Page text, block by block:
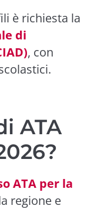
è richiesta la
di
, con
ATA
ATA per la
regione e